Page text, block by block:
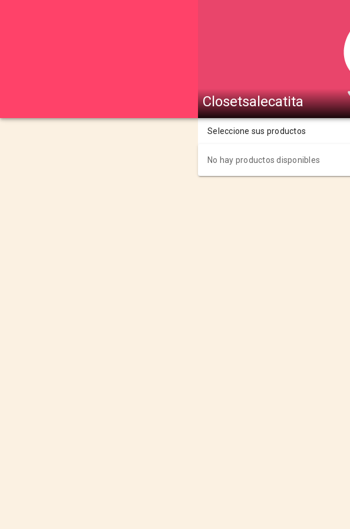
Closetsalecatita
Seleccione sus productos
No hay productos disponibles